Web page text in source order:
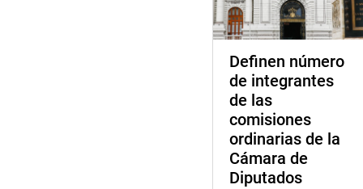
Antes, estuvo en la ciudad
Indicó que, para tratar el
Presidencia del Consejo de
Arequipa, el de Cayarani y
Refirió que Arequipa y
demarcaciones.
Definen número
de integrantes
de las
comisiones
ordinarias de la
Cámara de
Diputados